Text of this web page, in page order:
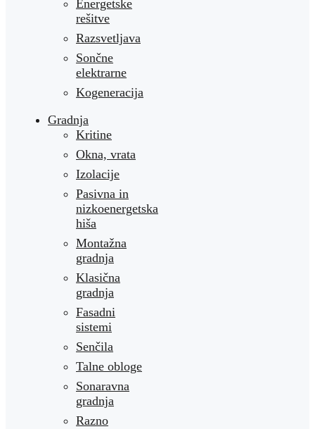
Energetske
rešitve
Razsvetljava
Sončne
elektrarne
Kogeneracija
Gradnja
Kritine
Okna, vrata
Izolacije
Pasivna in
nizkoenergetska
hiša
Montažna
gradnja
Klasična
gradnja
Fasadni
sistemi
Senčila
Talne obloge
Sonaravna
gradnja
Razno